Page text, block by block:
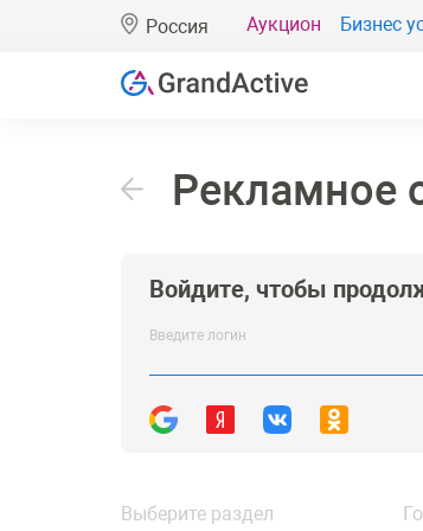
Россия Аукцион Бизнес
Рекламное
Войдите, чтобы
Введите логин
Выберите раздел